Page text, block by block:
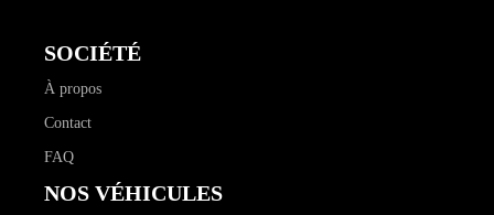
SOCIÉTÉ
À propos
Contact
FAQ
NOS VÉHICULES